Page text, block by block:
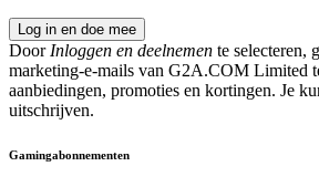
Log in en doe mee
Door Inloggen en deelnemen te selecteren,
marketing-e-mails van G2A.COM Limited
aanbiedingen, promoties en kortingen. Je
uitschrijven.
Gamingabonnementen